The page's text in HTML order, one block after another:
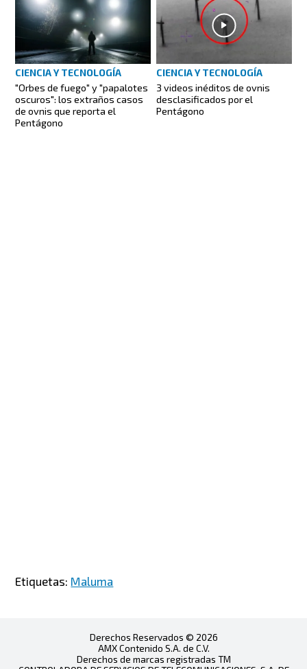
CIENCIA Y TECNOLOGÍA
"Orbes de fuego" y "papalotes
oscuros": los extraños casos
de ovnis que reporta el
Pentágono
CIENCIA Y TECNOLOGÍA
3 videos inéditos de ovnis
desclasificados por el
Pentágono
Etiquetas: Maluma
Derechos Reservados © 2026
AMX Contenido S.A. de C.V.
Derechos de marcas registradas TM